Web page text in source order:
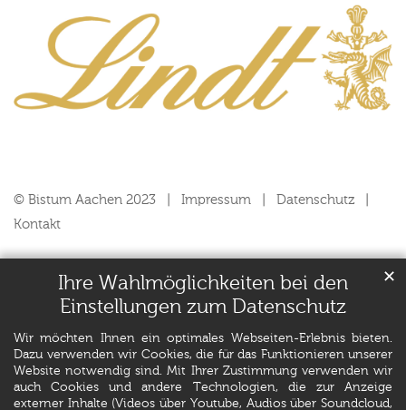
Ihre Wahlmöglichkeiten bei den
Einstellungen zum Datenschutz
Wir möchten Ihnen ein optimales Webseiten-Erlebnis bieten.
Dazu verwenden wir Cookies, die für das Funktionieren unserer
Website notwendig sind. Mit Ihrer Zustimmung verwenden wir
auch Cookies und andere Technologien, die zur Anzeige
externer Inhalte (Videos über Youtube, Audios über Soundcloud,
✕
© Bistum Aachen 2023 Impressum
Datenschutz
Kontakt